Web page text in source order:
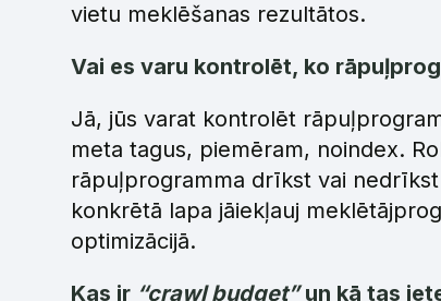
vietu meklēšanas rezultātos.
Vai es varu kontrolēt, ko
Jā, jūs varat kontrolēt
meta tagus, piemēram, noindex.
rāpuļprogramma drīkst vai
konkrētā lapa jāiekļauj
optimizācijā.
Kas ir “crawl budget”un kā tas